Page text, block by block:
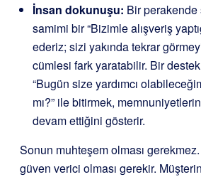
İnsan dokunuşu: Bir perakende
samimi bir “Bizimle alışveriş
ederiz; sizi yakında tekrar
cümlesi fark yaratabilir. Bir
“Bugün size yardımcı
mı?” ile bitirmek,
devam ettiğini gösterir.
Sonun muhteşem olması
güven verici olması gerekir.